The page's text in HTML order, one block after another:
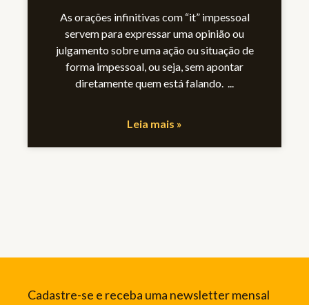
As orações infinitivas com “it” impessoal
servem para expressar uma opinião ou
julgamento sobre uma ação ou situação de
forma impessoal, ou seja, sem apontar
diretamente quem está falando.
Leia mais »
Cadastre-se e receba uma newsletter mensal